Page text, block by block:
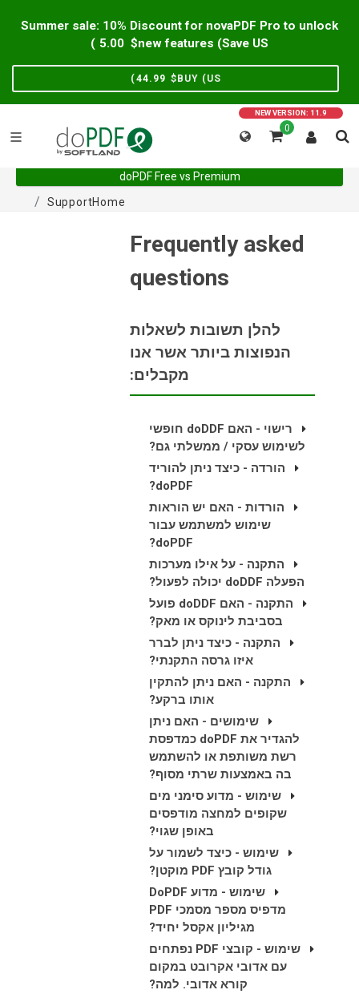
Summer sale: 10% Discount for novaPDF Pro to unlock
new features (Save US$
5.00
)
BUY (US$
44.99
)
NEW VERSION: 11.9
0
doPDF Free vs Premium
Home
Support
Frequently asked
questions
להלן תשובות לשאלות
הנפוצות ביותר אשר אנו
מקבלים:
רישוי - האם doDDF חופשי
לשימוש עסקי / ממשלתי גם?
הורדה - כיצד ניתן להוריד
doPDF?
הורדות - האם יש הוראות
שימוש למשתמש עבור
doPDF?
התקנה - על אילו מערכות
הפעלה doDDF יכולה לפעול?
התקנה - האם doDDF פועל
בסביבת לינוקס או מאק?
התקנה - כיצד ניתן לברר
איזו גרסה התקנתי?
התקנה - האם ניתן להתקין
אותו ברקע?
שימושים - האם ניתן
להגדיר את doPDF כמדפסת
רשת משותפת או להשתמש
בה באמצעות שרתי מסוף?
שימוש - מדוע סימני מים
שקופים למחצה מודפסים
באופן שגוי?
שימוש - כיצד לשמור על
גודל קובץ PDF מוקטן?
שימוש - מדוע DoPDF
מדפיס מספר מסמכי PDF
מגיליון אקסל יחיד?
שימוש - קובצי PDF נפתחים
עם אדובי אקרובט במקום
קורא אדובי. למה?